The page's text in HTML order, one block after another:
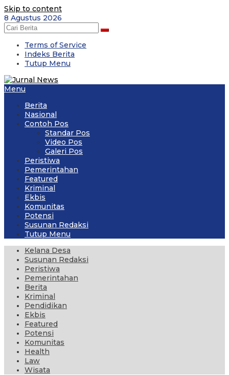
Skip to content
8 Agustus 2026
Terms of Service
Indeks Berita
Tutup Menu
Menu
Berita
Nasional
Contoh Pos
Standar Pos
Video Pos
Galeri Pos
Peristiwa
Pemerintahan
Featured
Kriminal
Ekbis
Komunitas
Potensi
Susunan Redaksi
Tutup Menu
Kelana Desa
Susunan Redaksi
Peristiwa
Pemerintahan
Berita
Kriminal
Pendidikan
Ekbis
Featured
Potensi
Komunitas
Health
Law
Wisata